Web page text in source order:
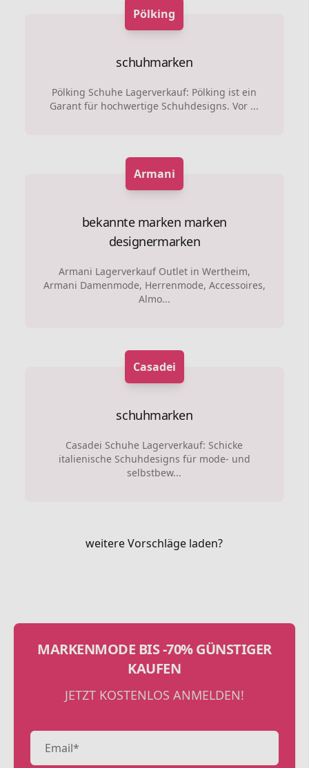
Pölking
schuhmarken
Pölking Schuhe Lagerverkauf: Pölking ist ein
Garant für hochwertige Schuhdesigns. Vor ...
Armani
bekannte marken marken
designermarken
Armani Lagerverkauf Outlet in Wertheim,
Armani Damenmode, Herrenmode, Accessoires,
Almo...
Casadei
schuhmarken
Casadei Schuhe Lagerverkauf: Schicke
italienische Schuhdesigns für mode- und
selbstbew...
weitere Vorschläge laden?
MARKENMODE BIS -70% GÜNSTIGER
KAUFEN
JETZT KOSTENLOS ANMELDEN!